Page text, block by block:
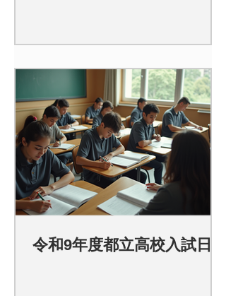
令和9年度都立高校入試日程